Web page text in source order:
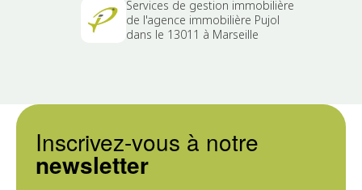
Services de gestion immobilière
de l'agence immobilière Pujol
dans le 13011 à Marseille
Inscrivez-vous à notre
newsletter